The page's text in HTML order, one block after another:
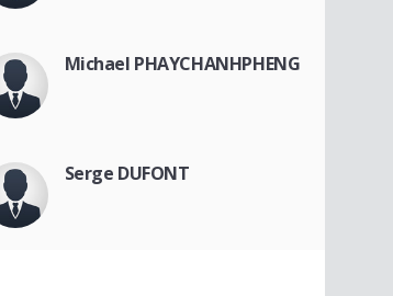
Michael PHAYCHANHPHENG
Serge DUFONT